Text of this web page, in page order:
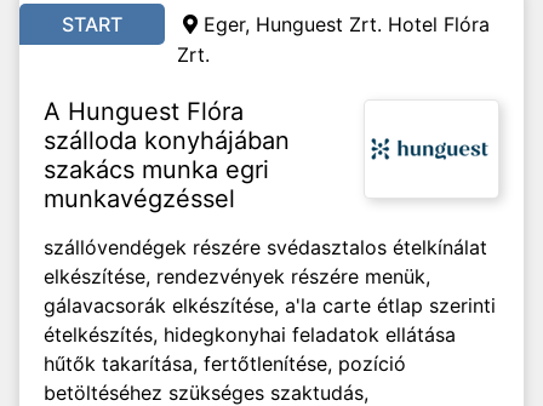
START
Eger, Hunguest Zrt. Hotel Flóra
Zrt.
A Hunguest Flóra
szálloda konyhájában
szakács munka egri
munkavégzéssel
szállóvendégek részére svédasztalos ételkínálat
elkészítése, rendezvények részére menük,
gálavacsorák elkészítése, a'la carte étlap szerinti
ételkészítés, hidegkonyhai feladatok ellátása
hűtők takarítása, fertőtlenítése, pozíció
betöltéséhez szükséges szaktudás,